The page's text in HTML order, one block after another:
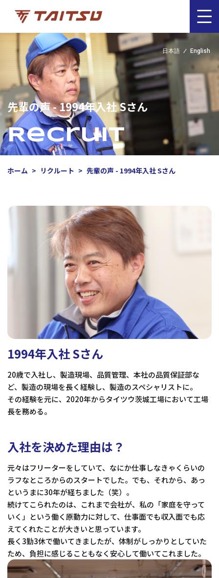
日本語 English
先輩の声 - 1994年入社 Sさん
Recruit
ホーム リクルート 先輩の声 - 1994年入社 Sさん
1994年入社 Sさん
20歳で入社し、製造現場、品質管理、本社の品質保証部な
ど、製造の現場を長く経験し、製造のスペシャリストに。
その経験を元に、2020年からタイツウ茨城工場において工場
長を務める。
入社を決めた理由は？
元々はフリーターをしていて、なにか仕事しなきゃくらいの
ラフなところからのスタートでした。でも、それから、あっ
というまに30年が経ちました（笑）。
続けてこられたのは、これまで会社が、私の「家庭を守って
いく」という働く原動力に対して、仕事面でも収入面でも応
えてくれたことが大きいと思っています。
長く3勤3休で働いてきましたが、体制がしっかりとしていた
ため、負担に感じることもなく安心して働いてこれました。